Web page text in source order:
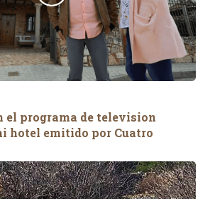
el programa de television
hotel emitido por Cuatro